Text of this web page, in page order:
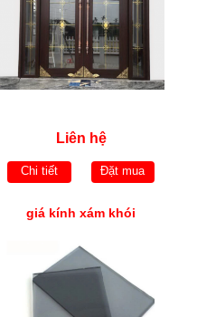
Liên hệ
Chi tiết Đặt mua
giá kính xám khói